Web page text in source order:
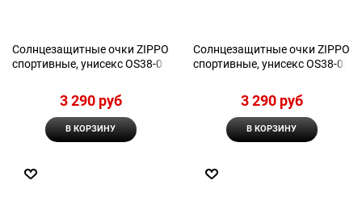
Солнцезащитные очки ZIPPO
спортивные, унисекс OS38-01
3 290 руб
В КОРЗИНУ
Солнцезащитные очки ZIPPO
спортивные, унисекс OS38-02
3 290 руб
В КОРЗИНУ